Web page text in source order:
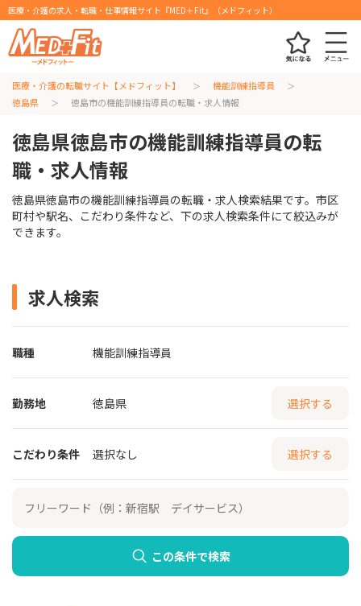
医療・介護の求人・転職・仕事情報サイト『MED＋Fit』（メドフィット）
医療・介護の転職サイト【メドフィット】
機能訓練指導員
徳島県
徳島市の機能訓練指導員の転職・求人情報
徳島県徳島市の機能訓練指導員の転
職・求人情報
徳島県徳島市の機能訓練指導員の転職・求人検索結果です。市区
町村や駅名、こだわり条件など、下の求人検索条件にて絞込みが
できます。
求人検索
職種 機能訓練指導員
勤務地 徳島県 選択する
こだわり条件 選択なし 選択する
この条件で検索